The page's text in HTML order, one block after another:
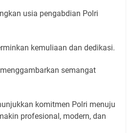
usia pengabdian Polri
kemuliaan dan dedikasi.
semangat
komitmen Polri menuju
profesional, modern, dan